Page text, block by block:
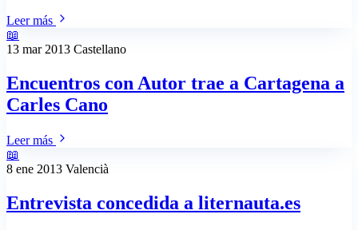
Leer más
📖
13 mar 2013 Castellano
Encuentros con Autor trae a Cartagena a
Carles Cano
Leer más
📖
8 ene 2013 Valencià
Entrevista concedida a liternauta.es